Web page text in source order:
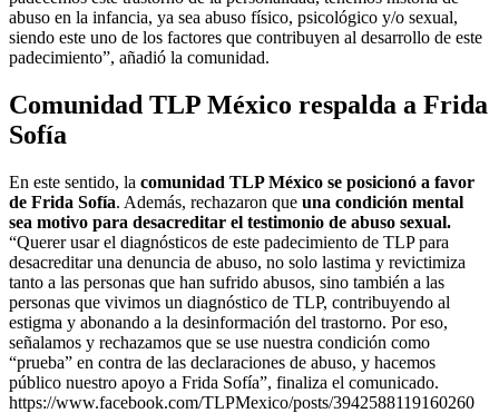
abuso en la infancia, ya sea abuso físico, psicológico y/o sexual,
siendo este uno de los factores que contribuyen al desarrollo de este
padecimiento”, añadió la comunidad.
Comunidad TLP México respalda a Frida
Sofía
En este sentido, la comunidad TLP México se posicionó a favor
de Frida Sofía. Además, rechazaron que una condición mental
sea motivo para desacreditar el testimonio de abuso sexual.
“Querer usar el diagnósticos de este padecimiento de TLP para
desacreditar una denuncia de abuso, no solo lastima y revictimiza
tanto a las personas que han sufrido abusos, sino también a las
personas que vivimos un diagnóstico de TLP, contribuyendo al
estigma y abonando a la desinformación del trastorno. Por eso,
señalamos y rechazamos que se use nuestra condición como
“prueba” en contra de las declaraciones de abuso, y hacemos
público nuestro apoyo a Frida Sofía”, finaliza el comunicado.
https://www.facebook.com/TLPMexico/posts/3942588119160260